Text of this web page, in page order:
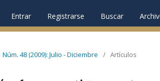
Entrar Registrarse Buscar
Núm. 48 (2009): Julio - Diciembre / Artículos